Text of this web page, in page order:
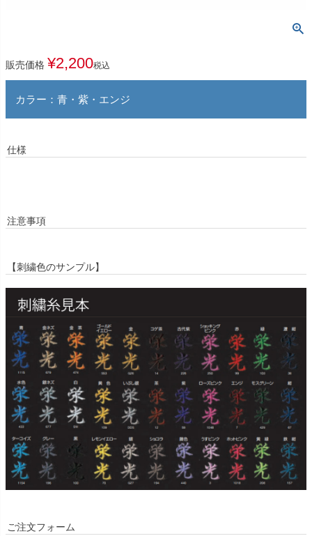
販売価格 ¥2,200税込
カラー：青・紫・エンジ
仕様
注意事項
【刺繍色のサンプル】
ご注文フォーム